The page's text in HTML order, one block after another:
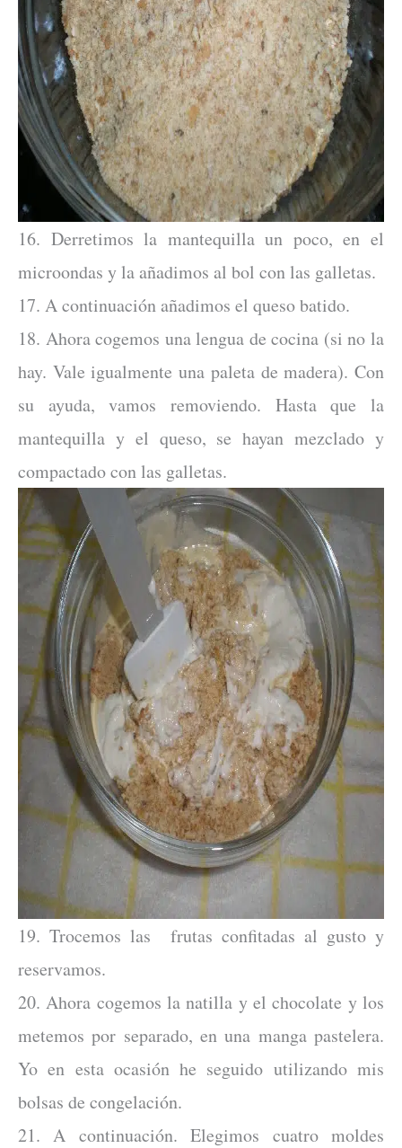
16. Derretimos la mantequilla un poco, en el
microondas y la añadimos al bol con las galletas.
17. A continuación añadimos el queso batido.
18. Ahora cogemos una lengua de cocina (si no la
hay. Vale igualmente una paleta de madera). Con
su ayuda, vamos removiendo. Hasta que la
mantequilla y el queso, se hayan mezclado y
compactado con las galletas.
19. Trocemos las frutas confitadas al gusto y
reservamos.
20. Ahora cogemos la natilla y el chocolate y los
metemos por separado, en una manga pastelera.
Yo en esta ocasión he seguido utilizando mis
bolsas de congelación.
21. A continuación. Elegimos cuatro moldes